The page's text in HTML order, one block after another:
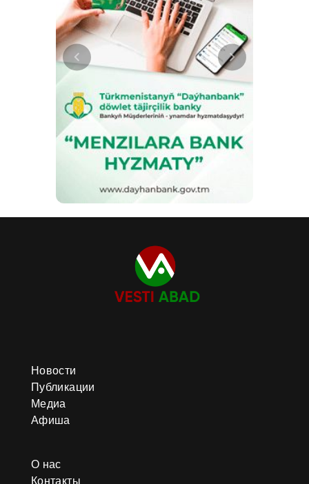
Новости
Публикации
Медиа
Афиша
О нас
Контакты